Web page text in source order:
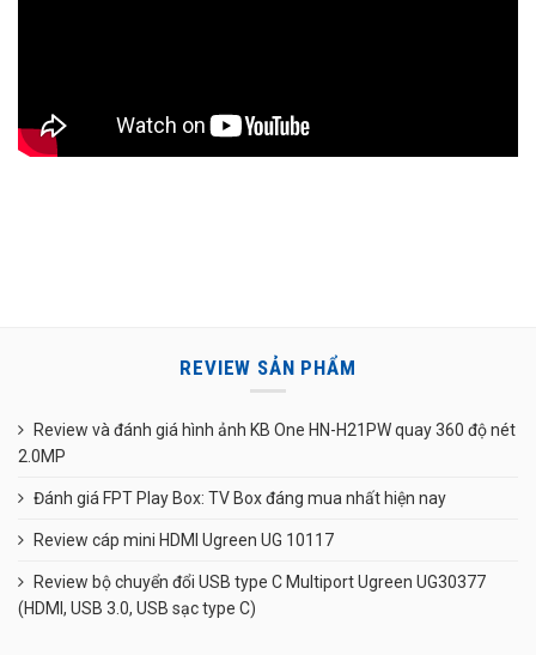
REVIEW SẢN PHẨM
Review và đánh giá hình ảnh KB One HN-H21PW quay 360 độ nét
2.0MP
Đánh giá FPT Play Box: TV Box đáng mua nhất hiện nay
Review cáp mini HDMI Ugreen UG 10117
Review bộ chuyển đổi USB type C Multiport Ugreen UG30377
(HDMI, USB 3.0, USB sạc type C)